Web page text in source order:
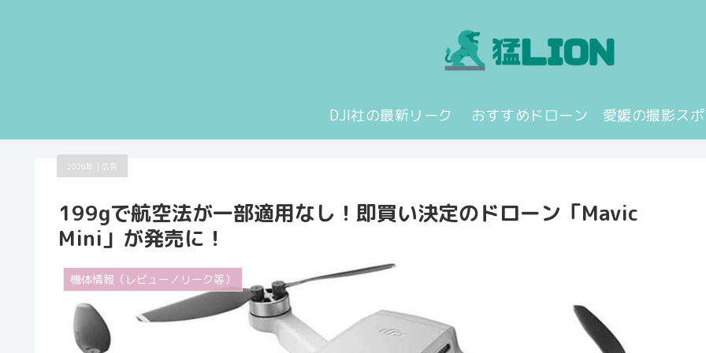
DJI社の最新リーク おすすめドローン 愛媛の撮影ス
2026年｜広告
199gで航空法が一部適用なし！即買い決定のドローン「Mavic
Mini」が発売に！
機体情報（レビュー／リーク等）